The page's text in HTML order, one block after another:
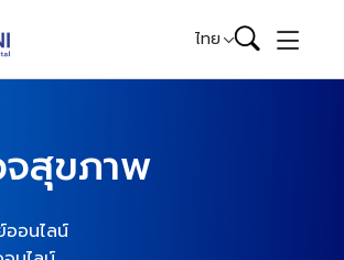
ไทย
สุขภาพ
อนไลน์